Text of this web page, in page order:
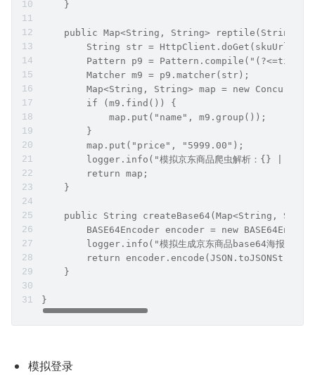
    }
public Map<String, String> reptile(String
        String str = HttpClient.doGet(skuUrl);
Pattern p9 =
        Matcher m9 = p9.matcher(str);
Map<String, String> map = new
        if (m9.find()) {
            map.put("name", m9.group());
        }
        map.put("price", "5999.00");
logger.info("模拟京东商品爬虫解析：{} |
        return map;
    }
public String createBase64(Map<String,
BASE64Encoder encoder = new
        logger.info("模拟生成京东商品base64海报");
return
    }
}
模拟登录